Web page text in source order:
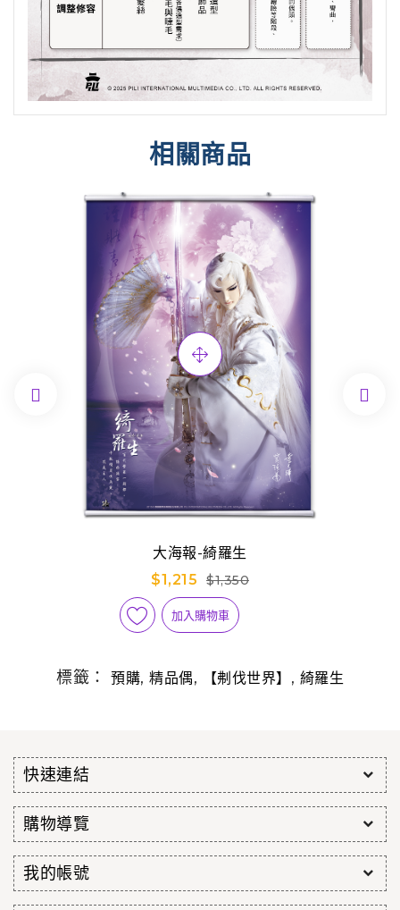
相關商品
大海報-綺羅生
$1,215
$1,350
加入購物車
 
標籤： 預購, 精品偶, 【刜伐世界】 , 綺羅生
快速連結
購物導覽
我的帳號